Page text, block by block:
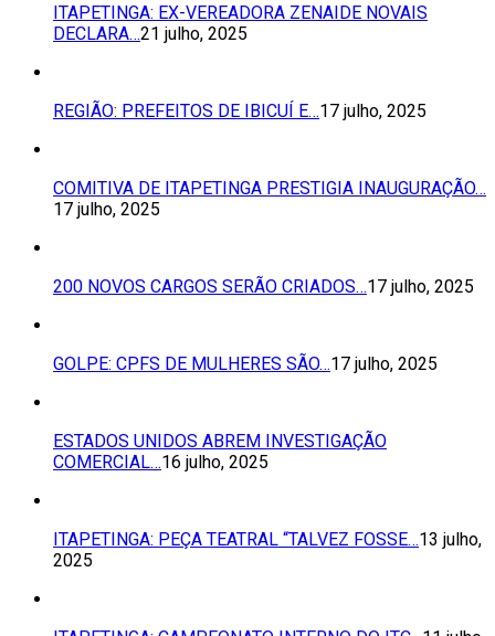
ITAPETINGA: EX-VEREADORA ZENAIDE NOVAIS
DECLARA…21 julho, 2025
REGIÃO: PREFEITOS DE IBICUÍ E…17 julho, 2025
COMITIVA DE ITAPETINGA PRESTIGIA INAUGURAÇÃO…
17 julho, 2025
200 NOVOS CARGOS SERÃO CRIADOS…17 julho, 2025
GOLPE: CPFS DE MULHERES SÃO…17 julho, 2025
ESTADOS UNIDOS ABREM INVESTIGAÇÃO
COMERCIAL…16 julho, 2025
ITAPETINGA: PEÇA TEATRAL “TALVEZ FOSSE…13 julho,
2025